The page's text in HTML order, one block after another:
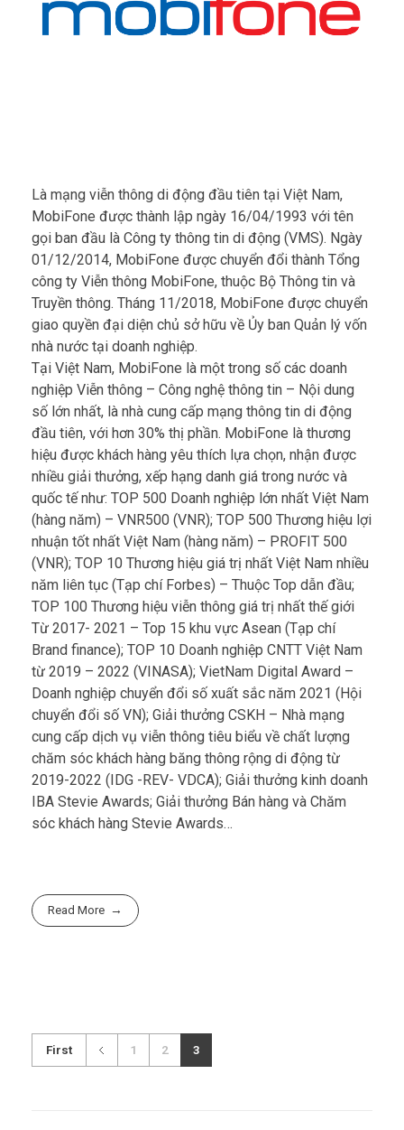
Là mạng viễn thông di động đầu tiên tại Việt Nam,
MobiFone được thành lập ngày 16/04/1993 với tên
gọi ban đầu là Công ty thông tin di động (VMS). Ngày
01/12/2014, MobiFone được chuyển đổi thành Tổng
công ty Viễn thông MobiFone, thuộc Bộ Thông tin và
Truyền thông. Tháng 11/2018, MobiFone được chuyển
giao quyền đại diện chủ sở hữu về Ủy ban Quản lý vốn
nhà nước tại doanh nghiệp.
Tại Việt Nam, MobiFone là một trong số các doanh
nghiệp Viễn thông – Công nghệ thông tin – Nội dung
số lớn nhất, là nhà cung cấp mạng thông tin di động
đầu tiên, với hơn 30% thị phần. MobiFone là thương
hiệu được khách hàng yêu thích lựa chọn, nhận được
nhiều giải thưởng, xếp hạng danh giá trong nước và
quốc tế như: TOP 500 Doanh nghiệp lớn nhất Việt Nam
(hàng năm) – VNR500 (VNR); TOP 500 Thương hiệu lợi
nhuận tốt nhất Việt Nam (hàng năm) – PROFIT 500
(VNR); TOP 10 Thương hiệu giá trị nhất Việt Nam nhiều
năm liên tục (Tạp chí Forbes) – Thuộc Top dẫn đầu;
TOP 100 Thương hiệu viễn thông giá trị nhất thế giới
Từ 2017- 2021 – Top 15 khu vực Asean (Tạp chí
Brand finance); TOP 10 Doanh nghiệp CNTT Việt Nam
từ 2019 – 2022 (VINASA); VietNam Digital Award –
Doanh nghiệp chuyển đổi số xuất sắc năm 2021 (Hội
chuyển đổi số VN); Giải thưởng CSKH – Nhà mạng
cung cấp dịch vụ viễn thông tiêu biểu về chất lượng
chăm sóc khách hàng băng thông rộng di động từ
2019-2022 (IDG -REV- VDCA); Giải thưởng kinh doanh
IBA Stevie Awards; Giải thưởng Bán hàng và Chăm
sóc khách hàng Stevie Awards…
First 1 2 3